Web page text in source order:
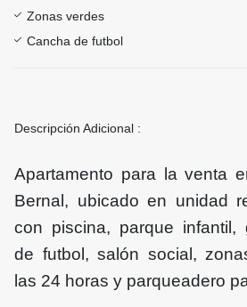
Zonas verdes
Cancha de futbol
Descripción Adicional :
Apartamento para la venta
Bernal, ubicado en unidad
con piscina, parque infantil,
de futbol, salón social,
las 24 horas y parqueadero